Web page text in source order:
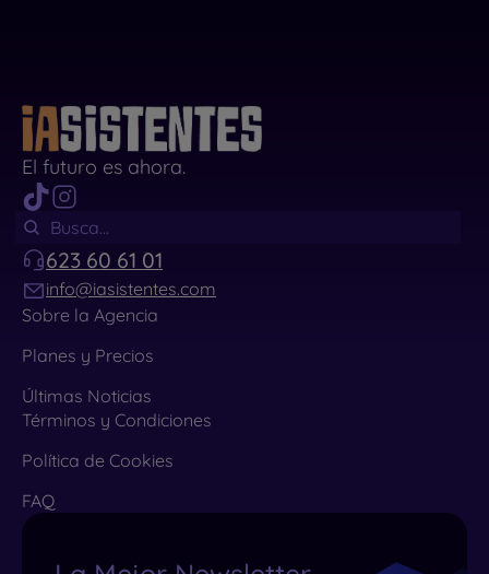
El futuro es ahora.
623 60 61 01
info@iasistentes.com
Sobre la Agencia
Planes y Precios
Últimas Noticias
Términos y Condiciones
Política de Cookies
FAQ